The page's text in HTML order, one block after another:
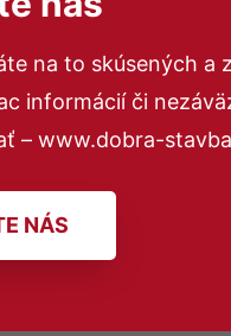
na to skúsených a
informácií či
– www.dobra-
NÁS